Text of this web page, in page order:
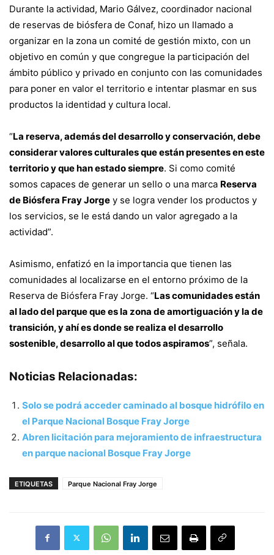
Durante la actividad, Mario Gálvez, coordinador nacional
de reservas de biósfera de Conaf, hizo un llamado a
organizar en la zona un comité de gestión mixto, con un
objetivo en común y que congregue la participación del
ámbito público y privado en conjunto con las comunidades
para poner en valor el territorio e intentar plasmar en sus
productos la identidad y cultura local.
“La reserva, además del desarrollo y conservación, debe
considerar valores culturales que están presentes en este
territorio y que han estado siempre. Si como comité
somos capaces de generar un sello o una marca Reserva
de Biósfera Fray Jorge y se logra vender los productos y
los servicios, se le está dando un valor agregado a la
actividad”.
Asimismo, enfatizó en la importancia que tienen las
comunidades al localizarse en el entorno próximo de la
Reserva de Biósfera Fray Jorge. “Las comunidades están
al lado del parque que es la zona de amortiguación y la de
transición, y ahí es donde se realiza el desarrollo
sostenible, desarrollo al que todos aspiramos”, señala.
Noticias Relacionadas:
Solo se podrá acceder caminado al bosque hidrófilo en
el Parque Nacional Bosque Fray Jorge
Abren licitación para mejoramiento de infraestructura
en parque nacional Bosque Fray Jorge
ETIQUETAS Parque Nacional Fray Jorge